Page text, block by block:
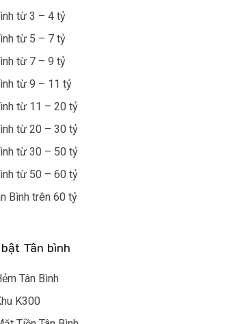
từ 3 – 4 tỷ
từ 5 – 7 tỷ
từ 7 – 9 tỷ
từ 9 – 11 tỷ
từ 11 – 20 tỷ
từ 20 – 30 tỷ
từ 30 – 50 tỷ
từ 50 – 60 tỷ
Bình trên 60 tỷ
Tân bình
Tân Bình
K300